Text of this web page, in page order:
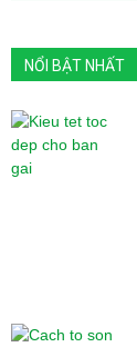
NỔI BẬT NHẤT